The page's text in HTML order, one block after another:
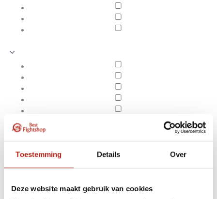
Toestemming Details Over
Deze website maakt gebruik van cookies